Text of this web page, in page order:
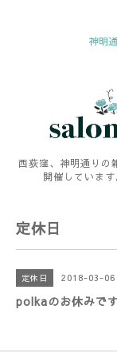
西荻窪、神明通りの
開催していま
定休日
定休日 2018-03-
polkaのお休みです